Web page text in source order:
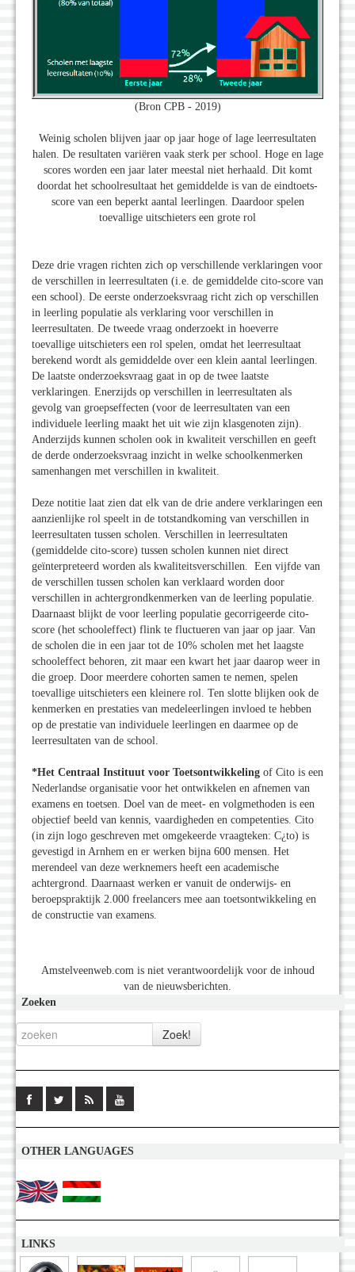
(Bron CPB - 2019)
Weinig scholen blijven jaar op jaar hoge of lage leerresultaten
halen. De resultaten variëren vaak sterk per school. Hoge en lage
scores worden een jaar later meestal niet herhaald. Dit komt
doordat het schoolresultaat het gemiddelde is van de eindtoets-
score van een beperkt aantal leerlingen. Daardoor spelen
toevallige uitschieters een grote rol
Deze drie vragen richten zich op verschillende verklaringen voor
de verschillen in leerresultaten (i.e. de gemiddelde cito-score van
een school). De eerste onderzoeksvraag richt zich op verschillen
in leerling populatie als verklaring voor verschillen in
leerresultaten. De tweede vraag onderzoekt in hoeverre
toevallige uitschieters een rol spelen, omdat het leerresultaat
berekend wordt als gemiddelde over een klein aantal leerlingen.
De laatste onderzoeksvraag gaat in op de twee laatste
verklaringen. Enerzijds op verschillen in leerresultaten als
gevolg van groepseffecten (voor de leerresultaten van een
individuele leerling maakt het uit wie zijn klasgenoten zijn).
Anderzijds kunnen scholen ook in kwaliteit verschillen en geeft
de derde onderzoeksvraag inzicht in welke schoolkenmerken
samenhangen met verschillen in kwaliteit.
Deze notitie laat zien dat elk van de drie andere verklaringen een
aanzienlijke rol speelt in de totstandkoming van verschillen in
leerresultaten tussen scholen. Verschillen in leerresultaten
(gemiddelde cito-score) tussen scholen kunnen niet direct
geïnterpreteerd worden als kwaliteitsverschillen. Een vijfde van
de verschillen tussen scholen kan verklaard worden door
verschillen in achtergrondkenmerken van de leerling populatie.
Daarnaast blijkt de voor leerling populatie gecorrigeerde cito-
score (het schooleffect) flink te fluctueren van jaar op jaar. Van
de scholen die in een jaar tot de 10% scholen met het laagste
schooleffect behoren, zit maar een kwart het jaar daarop weer in
die groep. Door meerdere cohorten samen te nemen, spelen
toevallige uitschieters een kleinere rol. Ten slotte blijken ook de
kenmerken en prestaties van medeleerlingen invloed te hebben
op de prestatie van individuele leerlingen en daarmee op de
leerresultaten van de school.
*Het Centraal Instituut voor Toetsontwikkeling of Cito is een
Nederlandse organisatie voor het ontwikkelen en afnemen van
examens en toetsen. Doel van de meet- en volgmethoden is een
objectief beeld van kennis, vaardigheden en competenties. Cito
(in zijn logo geschreven met omgekeerde vraagteken: C¿to) is
gevestigd in Arnhem en er werken bijna 600 mensen. Het
merendeel van deze werknemers heeft een academische
achtergrond. Daarnaast werken er vanuit de onderwijs- en
beroepspraktijk 2.000 freelancers mee aan toetsontwikkeling en
de constructie van examens.
Amstelveenweb.com is niet verantwoordelijk voor de inhoud
van de nieuwsberichten.
Zoeken
OTHER LANGUAGES
LINKS